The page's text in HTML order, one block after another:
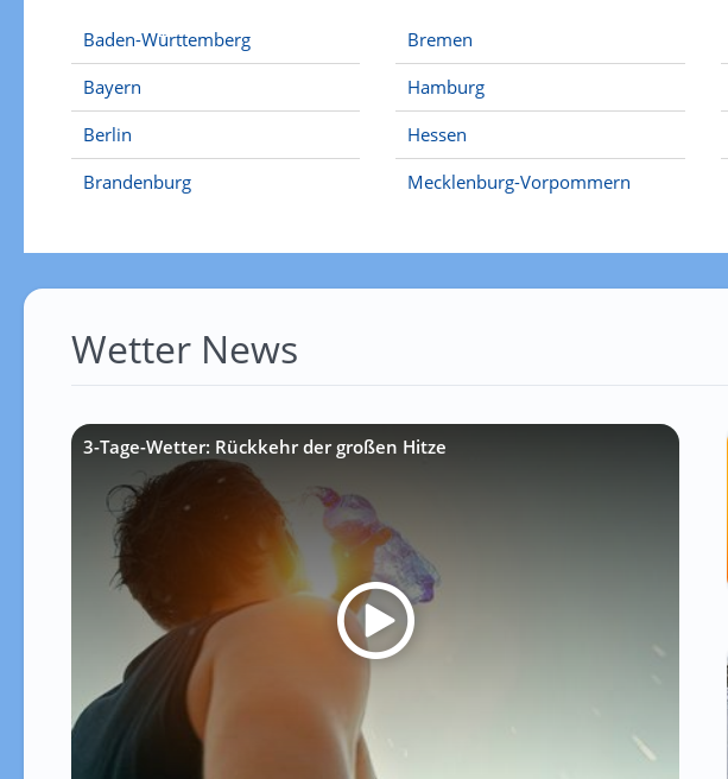
Baden-Württemberg
Bayern
Berlin
Brandenburg
Bremen
Hamburg
Hessen
Mecklenburg-Vorpommern
Wetter News
3-Tage-Wetter: Rückkehr der großen Hitze